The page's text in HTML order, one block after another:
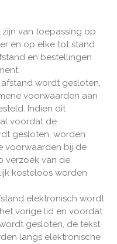
van toepassing op
en op elke tot stand
en bestellingen
wordt gesloten,
voorwaarden aan
Indien dit
voordat de
gesloten, worden
voorwaarden bij de
verzoek van de
kosteloos worden
elektronisch wordt
vorige lid en voordat
gesloten, de tekst
langs elektronische